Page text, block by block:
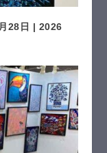
28日 | 2026